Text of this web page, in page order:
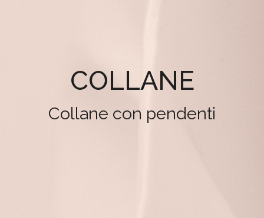
COLLANE
Collane con pendenti